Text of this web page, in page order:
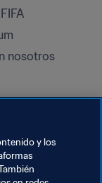
nosotros
y los